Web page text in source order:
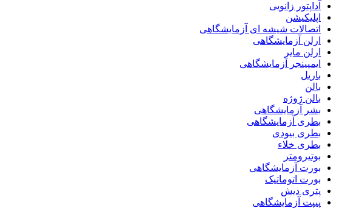
آداپتور زانویی
اپلیکیشن
اتصالات شیشه ای آزمایشگاهی
ارلن آزمایشگاهی
ارلن مایر
ایمپینجر آزمایشگاهی
باریل
بالن
بالن ژوژه
بشر آزمایشگاهی
بطری آزمایشگاهی
بطری بیودی
بطری خلاء
بوتیرومتر
بورت آزمایشگاهی
بورت اتوماتیک
پتری دیش
پیپت آزمایشگاهی